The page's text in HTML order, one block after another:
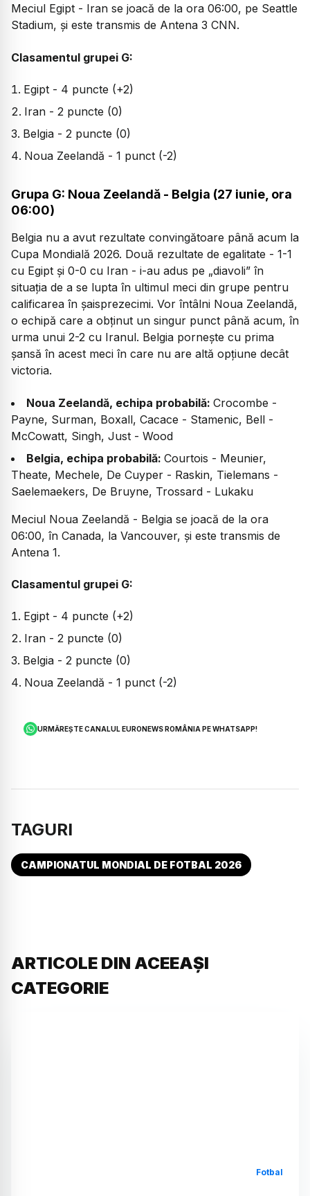
Meciul Egipt - Iran se joacă de la ora 06:00, pe Seattle
Stadium, și este transmis de Antena 3 CNN.
Clasamentul grupei G:
Egipt - 4 puncte (+2)
Iran - 2 puncte (0)
Belgia - 2 puncte (0)
Noua Zeelandă - 1 punct (-2)
Grupa G: Noua Zeelandă - Belgia (27 iunie, ora
06:00)
Belgia nu a avut rezultate convingătoare până acum la
Cupa Mondială 2026. Două rezultate de egalitate - 1-1
cu Egipt și 0-0 cu Iran - i-au adus pe „diavoli” în
situația de a se lupta în ultimul meci din grupe pentru
calificarea în șaisprezecimi. Vor întâlni Noua Zeelandă,
o echipă care a obținut un singur punct până acum, în
urma unui 2-2 cu Iranul. Belgia pornește cu prima
șansă în acest meci în care nu are altă opțiune decât
victoria.
Noua Zeelandă, echipa probabilă: Crocombe -
Payne, Surman, Boxall, Cacace - Stamenic, Bell -
McCowatt, Singh, Just - Wood
Belgia, echipa probabilă: Courtois - Meunier,
Theate, Mechele, De Cuyper - Raskin, Tielemans -
Saelemaekers, De Bruyne, Trossard - Lukaku
Meciul Noua Zeelandă - Belgia se joacă de la ora
06:00, în Canada, la Vancouver, și este transmis de
Antena 1.
Clasamentul grupei G:
Egipt - 4 puncte (+2)
Iran - 2 puncte (0)
Belgia - 2 puncte (0)
Noua Zeelandă - 1 punct (-2)
URMĂREȘTE CANALUL EURONEWS ROMÂNIA PE WHATSAPP!
TAGURI
CAMPIONATUL MONDIAL DE FOTBAL 2026
ARTICOLE DIN ACEEAȘI
CATEGORIE
Fotbal